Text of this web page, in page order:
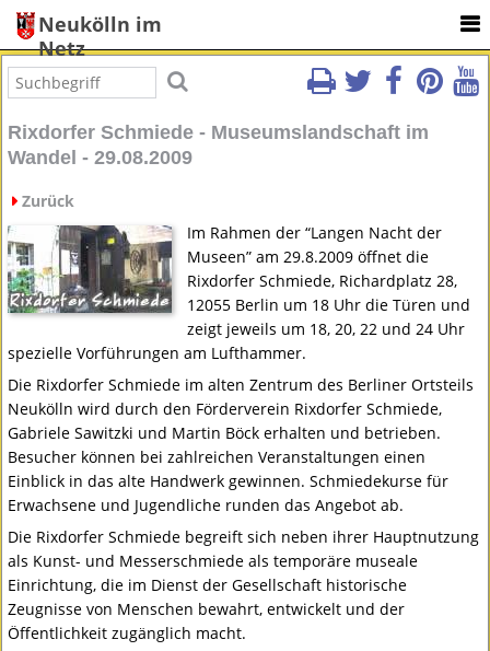
Neukölln im
Netz
Rixdorfer Schmiede - Museumslandschaft im
Wandel - 29.08.2009
Zurück
Im Rahmen der “Langen Nacht der
Museen” am 29.8.2009 öffnet die
Rixdorfer Schmiede, Richardplatz 28,
12055 Berlin um 18 Uhr die Türen und
zeigt jeweils um 18, 20, 22 und 24 Uhr
spezielle Vorführungen am Lufthammer.
Die Rixdorfer Schmiede im alten Zentrum des Berliner Ortsteils
Neukölln wird durch den Förderverein Rixdorfer Schmiede,
Gabriele Sawitzki und Martin Böck erhalten und betrieben.
Besucher können bei zahlreichen Veranstaltungen einen
Einblick in das alte Handwerk gewinnen. Schmiedekurse für
Erwachsene und Jugendliche runden das Angebot ab.
Die Rixdorfer Schmiede begreift sich neben ihrer Hauptnutzung
als Kunst- und Messerschmiede als temporäre museale
Einrichtung, die im Dienst der Gesellschaft historische
Zeugnisse von Menschen bewahrt, entwickelt und der
Öffentlichkeit zugänglich macht.